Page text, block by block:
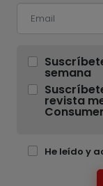
semana
revista
Consumer
He leído y